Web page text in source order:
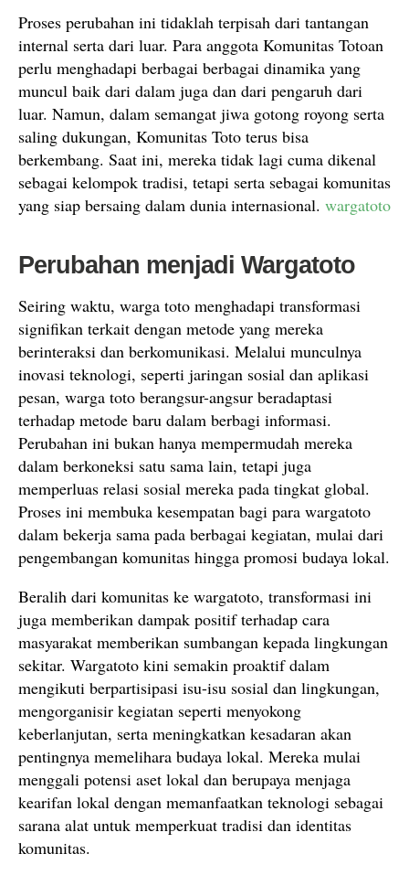
Proses perubahan ini tidaklah terpisah dari tantangan
internal serta dari luar. Para anggota Komunitas Totoan
perlu menghadapi berbagai berbagai dinamika yang
muncul baik dari dalam juga dan dari pengaruh dari
luar. Namun, dalam semangat jiwa gotong royong serta
saling dukungan, Komunitas Toto terus bisa
berkembang. Saat ini, mereka tidak lagi cuma dikenal
sebagai kelompok tradisi, tetapi serta sebagai komunitas
yang siap bersaing dalam dunia internasional. wargatoto
Perubahan menjadi Wargatoto
Seiring waktu, warga toto menghadapi transformasi
signifikan terkait dengan metode yang mereka
berinteraksi dan berkomunikasi. Melalui munculnya
inovasi teknologi, seperti jaringan sosial dan aplikasi
pesan, warga toto berangsur-angsur beradaptasi
terhadap metode baru dalam berbagi informasi.
Perubahan ini bukan hanya mempermudah mereka
dalam berkoneksi satu sama lain, tetapi juga
memperluas relasi sosial mereka pada tingkat global.
Proses ini membuka kesempatan bagi para wargatoto
dalam bekerja sama pada berbagai kegiatan, mulai dari
pengembangan komunitas hingga promosi budaya lokal.
Beralih dari komunitas ke wargatoto, transformasi ini
juga memberikan dampak positif terhadap cara
masyarakat memberikan sumbangan kepada lingkungan
sekitar. Wargatoto kini semakin proaktif dalam
mengikuti berpartisipasi isu-isu sosial dan lingkungan,
mengorganisir kegiatan seperti menyokong
keberlanjutan, serta meningkatkan kesadaran akan
pentingnya memelihara budaya lokal. Mereka mulai
menggali potensi aset lokal dan berupaya menjaga
kearifan lokal dengan memanfaatkan teknologi sebagai
sarana alat untuk memperkuat tradisi dan identitas
komunitas.